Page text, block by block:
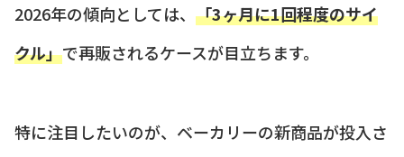
2026年の傾向としては、 「3ヶ月に1回程度のサイ
クル」で再販されるケースが目立ちます。
特に注目したいのが、ベーカリーの新商品が投入さ